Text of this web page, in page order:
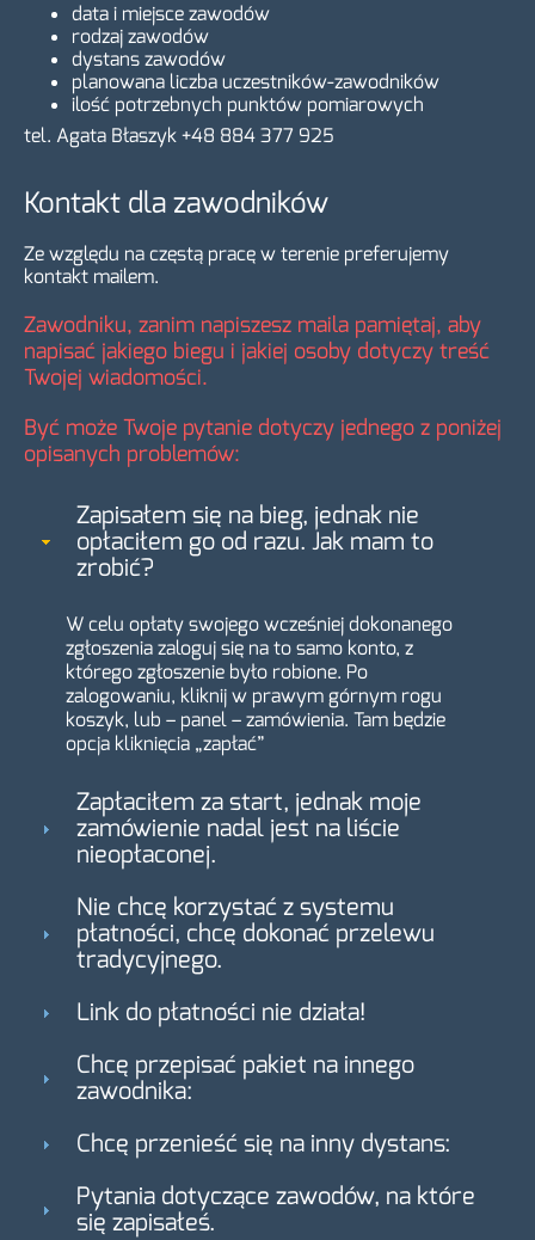
data i miejsce zawodów
rodzaj zawodów
dystans zawodów
planowana liczba uczestników-zawodników
ilość potrzebnych punktów pomiarowych
tel. Agata Błaszyk+48 884 377 925
Kontakt dla zawodników
Ze względu na częstą pracę w terenie preferujemy
kontakt mailem.
Zawodniku, zanim napiszesz maila pamiętaj, aby
napisać jakiego biegu i jakiej osoby dotyczy treść
Twojej wiadomości.
Być może Twoje pytanie dotyczy jednego z poniżej
opisanych problemów:
Zapisałem się na bieg, jednak nie
opłaciłem go od razu. Jak mam to
zrobić?
W celu opłaty swojego wcześniej dokonanego
zgłoszenia zaloguj się na to samo konto, z
którego zgłoszenie było robione. Po
zalogowaniu, kliknij w prawym górnym rogu
koszyk, lub – panel – zamówienia. Tam będzie
opcja kliknięcia „zapłać”
Zapłaciłem za start, jednak moje
zamówienie nadal jest na liście
nieopłaconej.
Nie chcę korzystać z systemu
płatności, chcę dokonać przelewu
tradycyjnego.
Link do płatności nie działa!
Chcę przepisać pakiet na innego
zawodnika:
Chcę przenieść się na inny dystans:
Pytania dotyczące zawodów, na które
się zapisałeś.